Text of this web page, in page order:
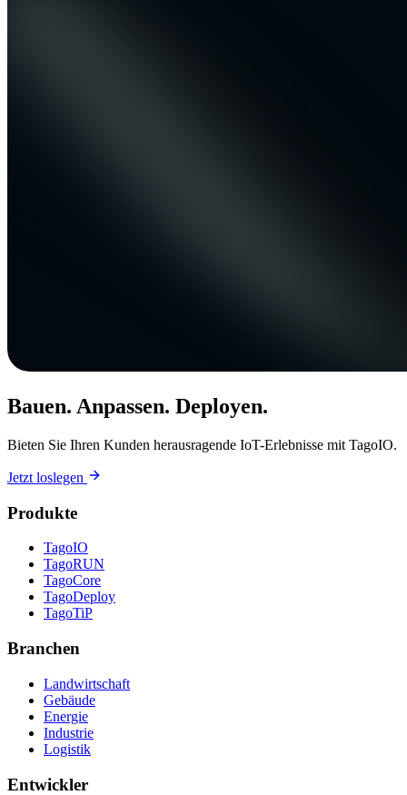
Bauen. Anpassen. Deployen.
Bieten Sie Ihren Kunden herausragende IoT-Erlebnisse mit TagoIO.
Jetzt loslegen
Produkte
TagoIO
TagoRUN
TagoCore
TagoDeploy
TagoTiP
Branchen
Landwirtschaft
Gebäude
Energie
Industrie
Logistik
Entwickler